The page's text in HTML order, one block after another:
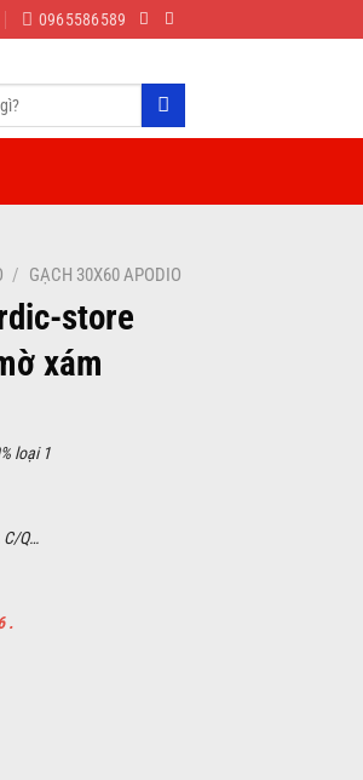
0965586589
/ GẠCH 30X60 APODIO
store
xám
loại 1
C/Q…
.